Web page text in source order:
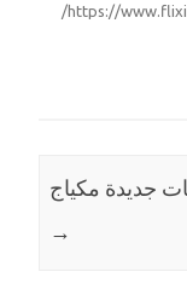
https://
جديدة مكياج
→